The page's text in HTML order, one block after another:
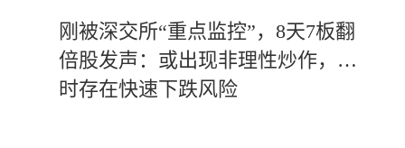
刚被深交所“重点监控”，8天7板翻
倍股发声：或出现非理性炒作，随
时存在快速下跌风险